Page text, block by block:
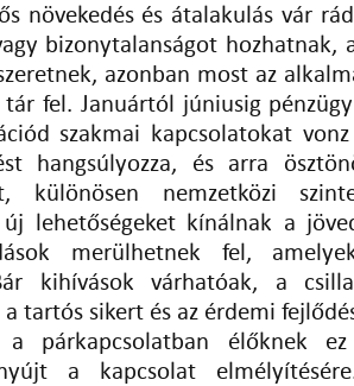
növekedés és átalakulás vár
bizonytalanságot hozhatnak,
azonban most az
tár fel. Januártól júniusig
szakmai kapcsolatokat
hangsúlyozza, és arra
különösen nemzetközi
lehetőségeket kínálnak a
merülhetnek fel,
kihívások várhatóak, a
a tartós sikert és az érdemi
párkapcsolatban élőknek
nyújt a kapcsolat